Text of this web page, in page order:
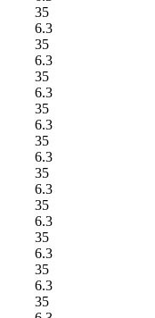
35
6.3
35
6.3
35
6.3
35
6.3
35
6.3
35
6.3
35
6.3
35
6.3
35
6.3
35